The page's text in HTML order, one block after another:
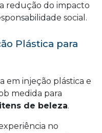
redução do impacto
social.
Plástica para
em injeção plástica e
medida para
de beleza.
no